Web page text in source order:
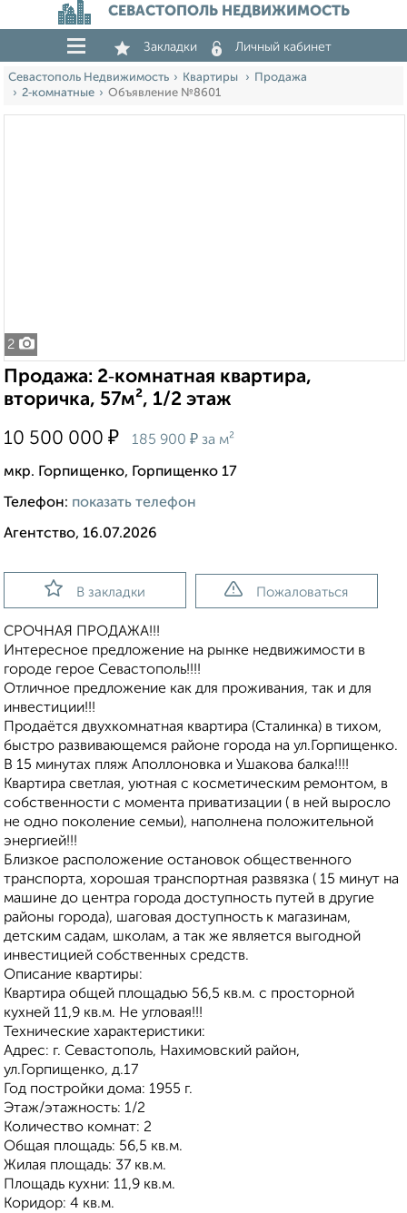
СЕВАСТОПОЛЬ НЕДВИЖИМОСТЬ
Закладки Личный кабинет
Севастополь Недвижимость Квартиры
Продажа
2‑комнатные
Объявление №8601
2
Продажа: 2‑комнатная квартира,
вторичка, 57м², 1/2 этаж
10 500 000 ₽ 185 900 ₽ за м²
мкр. Горпищенко, Горпищенко 17
Телефон: показать телефон
Агентство, 16.07.2026
В закладки Пожаловаться
СРОЧНАЯ ПРОДАЖА!!!
Интересное предложение на рынке недвижимости в
городе герое Севастополь!!!!
Отличное предложение как для проживания, так и для
инвестиции!!!
Продаётся двухкомнатная квартира (Сталинка) в тихом,
быстро развивающемся районе города на ул.Горпищенко.
В 15 минутах пляж Аполлоновка и Ушакова балка!!!!
Квартира светлая, уютная с косметическим ремонтом, в
собственности с момента приватизации ( в ней выросло
не одно поколение семьи), наполнена положительной
энергией!!!
Близкое расположение остановок общественного
транспорта, хорошая транспортная развязка ( 15 минут на
машине до центра города доступность путей в другие
районы города), шаговая доступность к магазинам,
детским садам, школам, а так же является выгодной
инвестицией собственных средств.
Описание квартиры:
Квартира общей площадью 56,5 кв.м. с просторной
кухней 11,9 кв.м. Не угловая!!!
Технические характеристики:
Адрес: г. Севастополь, Нахимовский район,
ул.Горпищенко, д.17
Год постройки дома: 1955 г.
Этаж/этажность: 1/2
Количество комнат: 2
Общая площадь: 56,5 кв.м.
Жилая площадь: 37 кв.м.
Площадь кухни: 11,9 кв.м.
Коридор: 4 кв.м.